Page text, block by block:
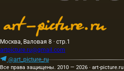
Москва, Валовая 8 · стр.1
artpicture.ru@gmail.com
@art_picture_ru
Все права защищены. 2010 — 2026 · art-picture.ru